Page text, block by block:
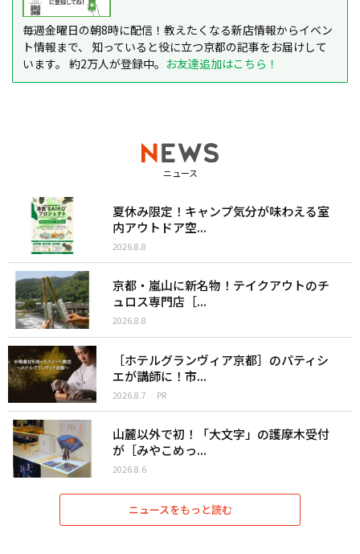
毎週金曜日の朝8時に配信！教えたくなる新店情報からイベン
ト情報まで、 知っていると役に立つ京都の記事をお届けして
います。 約2万人が登録中。 お友達追加はこちら！
ニュース
夏休み限定！キャンプ気分が味わえる室
内アウトドア空...
2026.8.8
京都・嵐山に新名物！テイクアウトのチ
ュロス専門店［...
2026.8.8
［ホテルグランヴィア京都］のパティシ
エが講師に！市...
2026.8.7 PR
山麓以外で初！「大文字」の護摩木受付
が［みやこめっ...
2026.8.6
ニュースをもっと読む